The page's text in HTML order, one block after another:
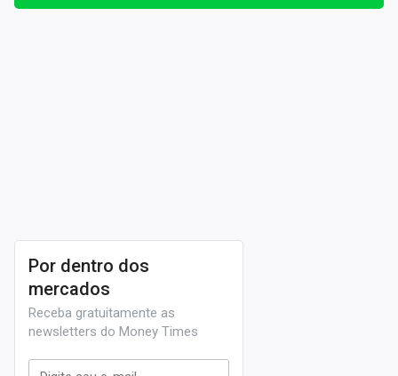
Por dentro dos
mercados
Receba gratuitamente as
newsletters do Money Times